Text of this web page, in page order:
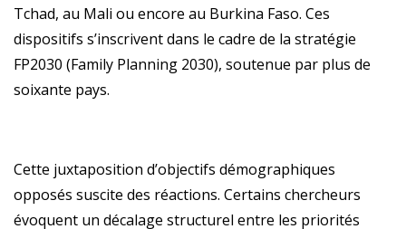
Tchad, au Mali ou encore au Burkina Faso. Ces
dispositifs s’inscrivent dans le cadre de la stratégie
FP2030 (Family Planning 2030), soutenue par plus de
soixante pays.
Cette juxtaposition d’objectifs démographiques
opposés suscite des réactions. Certains chercheurs
évoquent un décalage structurel entre les priorités